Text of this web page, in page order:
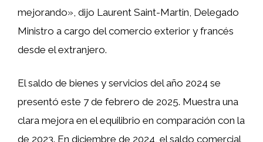
mejorando», dijo Laurent Saint-Martin, Delegado
Ministro a cargo del comercio exterior y francés
desde el extranjero.
El saldo de bienes y servicios del año 2024 se
presentó este 7 de febrero de 2025. Muestra una
clara mejora en el equilibrio en comparación con la
de 2023. En diciembre de 2024, el saldo comercial